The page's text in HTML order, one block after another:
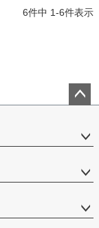
6件中 1-6件表示
ップ